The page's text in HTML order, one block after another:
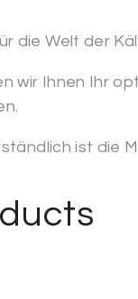
die Welt der
wir Ihnen Ihr
ist die